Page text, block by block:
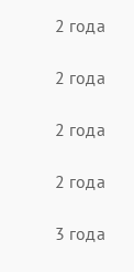
2 года
2 года
2 года
2 года
3 года